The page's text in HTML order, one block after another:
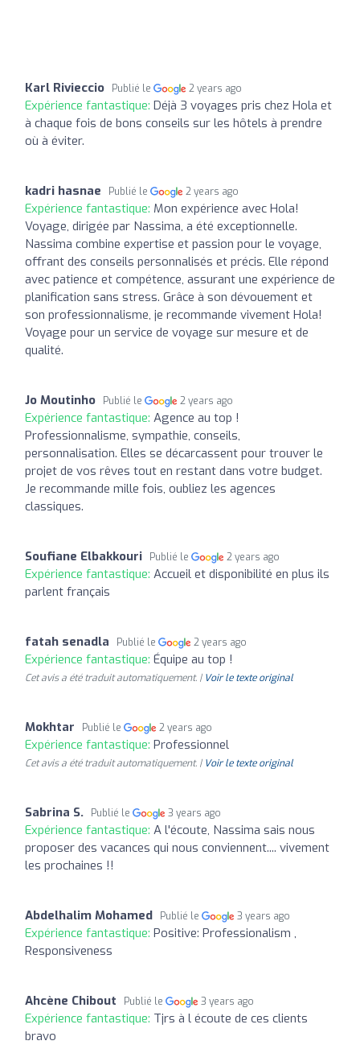
Karl Rivieccio Publié le 2 years ago
Expérience fantastique: Déjà 3 voyages pris chez Hola et
à chaque fois de bons conseils sur les hôtels à prendre
où à éviter.
kadri hasnae Publié le 2 years ago
Expérience fantastique: Mon expérience avec Hola!
Voyage, dirigée par Nassima, a été exceptionnelle.
Nassima combine expertise et passion pour le voyage,
offrant des conseils personnalisés et précis. Elle répond
avec patience et compétence, assurant une expérience de
planification sans stress. Grâce à son dévouement et
son professionnalisme, je recommande vivement Hola!
Voyage pour un service de voyage sur mesure et de
qualité.
Jo Moutinho Publié le 2 years ago
Expérience fantastique: Agence au top !
Professionnalisme, sympathie, conseils,
personnalisation. Elles se décarcassent pour trouver le
projet de vos rêves tout en restant dans votre budget.
Je recommande mille fois, oubliez les agences
classiques.
Soufiane Elbakkouri Publié le 2 years ago
Expérience fantastique: Accueil et disponibilité en plus ils
parlent français
fatah senadla Publié le 2 years ago
Expérience fantastique: Équipe au top !
Cet avis a été traduit automatiquement. | Voir le texte original
Mokhtar Publié le 2 years ago
Expérience fantastique: Professionnel
Cet avis a été traduit automatiquement. | Voir le texte original
Sabrina S. Publié le 3 years ago
Expérience fantastique: A l'écoute, Nassima sais nous
proposer des vacances qui nous conviennent.... vivement
les prochaines !!
Abdelhalim Mohamed Publié le 3 years ago
Expérience fantastique: Positive: Professionalism ,
Responsiveness
Ahcène Chibout Publié le 3 years ago
Expérience fantastique: Tjrs à l écoute de ces clients
bravo